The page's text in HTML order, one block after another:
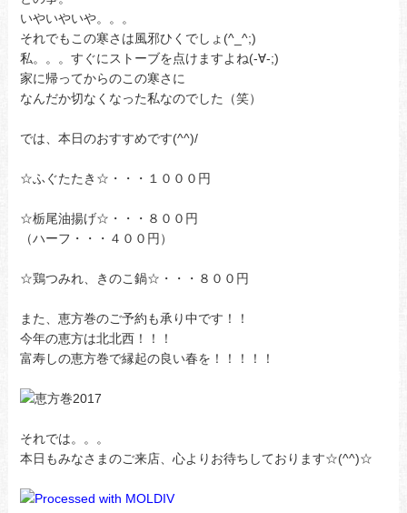
いやいやいや。。。
それでもこの寒さは風邪ひくでしょ(^_^;)
私。。。すぐにストーブを点けますよね(-∀-;)
家に帰ってからのこの寒さに
なんだか切なくなった私なのでした（笑）
では、本日のおすすめです(^^)/
☆ふぐたたき☆・・・１０００円
☆栃尾油揚げ☆・・・８００円
（ハーフ・・・４００円）
☆鶏つみれ、きのこ鍋☆・・・８００円
また、恵方巻のご予約も承り中です！！
今年の恵方は北北西！！！
富寿しの恵方巻で縁起の良い春を！！！！！
それでは。。。
本日もみなさまのご来店、心よりお待ちしております☆(^^)☆